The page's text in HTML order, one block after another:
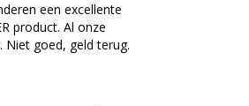
een excellente
product. Al onze
Niet goed, geld terug.